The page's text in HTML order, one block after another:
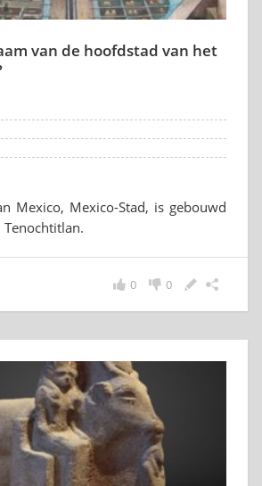
van de hoofdstad van het
Mexico, Mexico-Stad, is gebouwd
0
0